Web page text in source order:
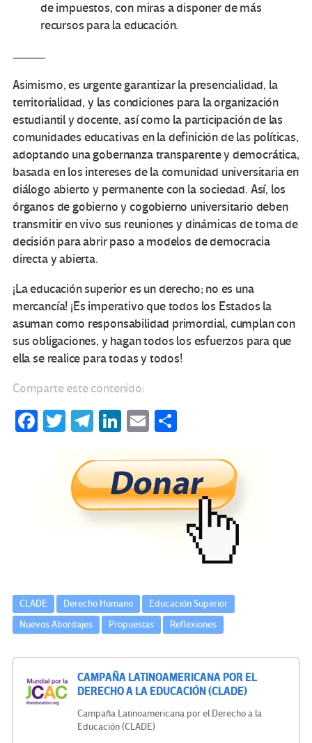
de impuestos, con miras a disponer de más
recursos para la educación.
Asimismo, es urgente garantizar la presencialidad, la
territorialidad, y las condiciones para la organización
estudiantil y docente, así como la participación de las
comunidades educativas en la definición de las políticas,
adoptando una gobernanza transparente y democrática,
basada en los intereses de la comunidad universitaria en
diálogo abierto y permanente con la sociedad. Así, los
órganos de gobierno y cogobierno universitario deben
transmitir en vivo sus reuniones y dinámicas de toma de
decisión para abrir paso a modelos de democracia
directa y abierta.
¡La educación superior es un derecho; no es una
mercancía! ¡Es imperativo que todos los Estados la
asuman como responsabilidad primordial, cumplan con
sus obligaciones, y hagan todos los esfuerzos para que
ella se realice para todas y todos!
Comparte este contenido:
Fa T
tt
er
Te
gr
a
m
Li
ke
dI
n
E
ail m
p
ar
tir
CLADE Derecho Humano
Educación Superior
Nuevos Abordajes
Propuestas Reflexiones
CAMPAÑA LATINOAMERICANA POR EL
DERECHO A LA EDUCACIÓN (CLADE)
Campaña Latinoamericana por el Derecho a la
Educación (CLADE)